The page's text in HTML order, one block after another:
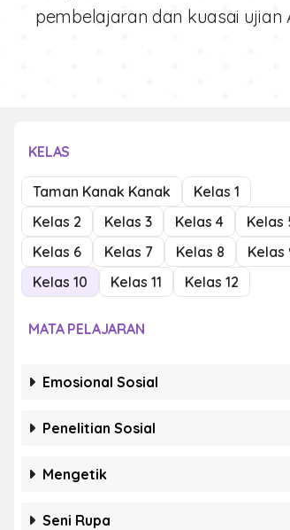
pembelajaran dan kuasai ujian
KELAS
Taman Kanak Kanak
Kelas 1
Kelas 2
Kelas 3 Kelas 4
Kelas
Kelas 6
Kelas 7 Kelas 8
Kelas
Kelas 10
Kelas 11 Kelas 12
MATA PELAJARAN
Emosional Sosial
Penelitian Sosial
Mengetik
Seni Rupa